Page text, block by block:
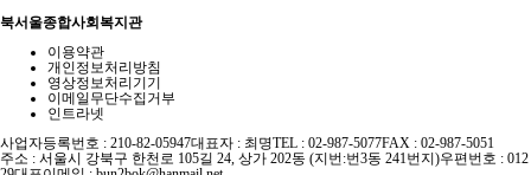
북서울종합사회복지관
이용약관
개인정보처리방침
영상정보처리기기
이메일무단수집거부
인트라넷
사업자등록번호 : 210-82-05947대표자 : 최명TEL : 02-987-5077FAX : 02-987-5051
주소 : 서울시 강북구 한천로 105길 24, 상가 202동 (지번:번3동 241번지)우편번호 : 012